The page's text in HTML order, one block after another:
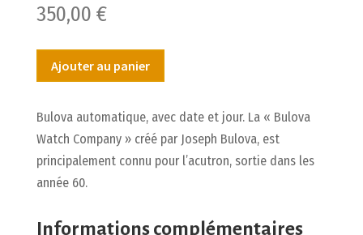
350,00 €
Ajouter au panier
Bulova automatique, avec date et jour. La « Bulova
Watch Company » créé par Joseph Bulova, est
principalement connu pour l’acutron, sortie dans les
année 60.
Informations complémentaires